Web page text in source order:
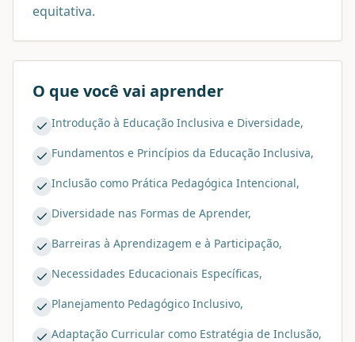
equitativa.
O que você vai aprender
Introdução à Educação Inclusiva e Diversidade,
Fundamentos e Princípios da Educação Inclusiva,
Inclusão como Prática Pedagógica Intencional,
Diversidade nas Formas de Aprender,
Barreiras à Aprendizagem e à Participação,
Necessidades Educacionais Específicas,
Planejamento Pedagógico Inclusivo,
Adaptação Curricular como Estratégia de Inclusão,